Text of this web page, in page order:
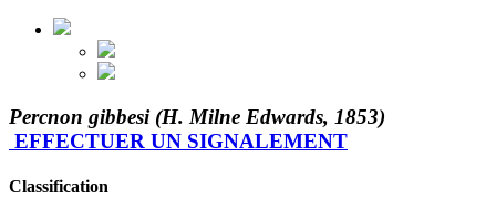
Percnon gibbesi (H. Milne Edwards, 1853)
EFFECTUER UN SIGNALEMENT
Classification